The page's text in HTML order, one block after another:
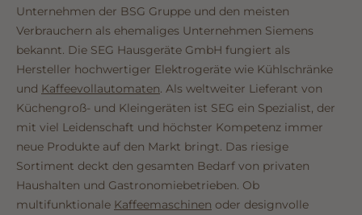
Unternehmen der BSG Gruppe und den meisten
Verbrauchern als ehemaliges Unternehmen Siemens
bekannt. Die SEG Hausgeräte GmbH fungiert als
Hersteller hochwertiger Elektrogeräte wie Kühlschränke
und Kaffeevollautomaten. Als weltweiter Lieferant von
Küchengroß- und Kleingeräten ist SEG ein Spezialist, der
mit viel Leidenschaft und höchster Kompetenz immer
neue Produkte auf den Markt bringt. Das riesige
Sortiment deckt den gesamten Bedarf von privaten
Haushalten und Gastronomiebetrieben. Ob
multifunktionale Kaffeemaschinen oder designvolle